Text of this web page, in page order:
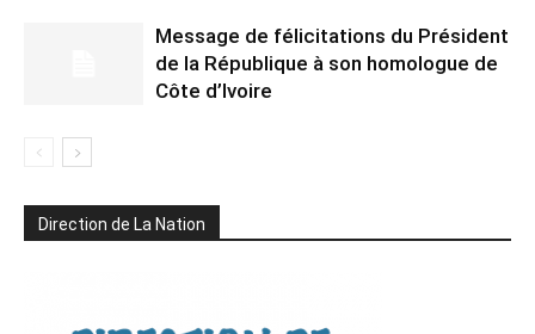
Message de félicitations du Président
de la République à son homologue de
Côte d’Ivoire
Direction de La Nation